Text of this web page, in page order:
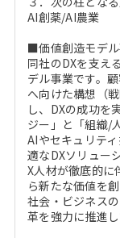
AI創薬/AI農業
■価値創造モデ
同社のDXを支え
デル事業です。
へ向けた構想（
し、DXの成功を
ジー」と「組織/
AIやセキュリテ
適なDXソリュー
X人材が徹底的に
ら新たな価値を
社会・ビジネス
革を強力に推進し